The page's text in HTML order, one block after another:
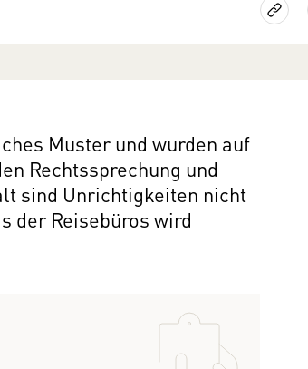
Muster und wurden auf
Rechtssprechung und
sind Unrichtigkeiten nicht
der Reisebüros wird